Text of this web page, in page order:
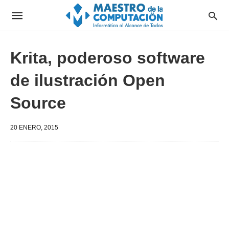
Krita, poderoso software
de ilustración Open
Source
20 ENERO, 2015